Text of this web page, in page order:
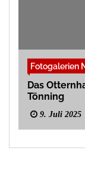
Fotogalerien
Das
Tönning
9. Juli 2025